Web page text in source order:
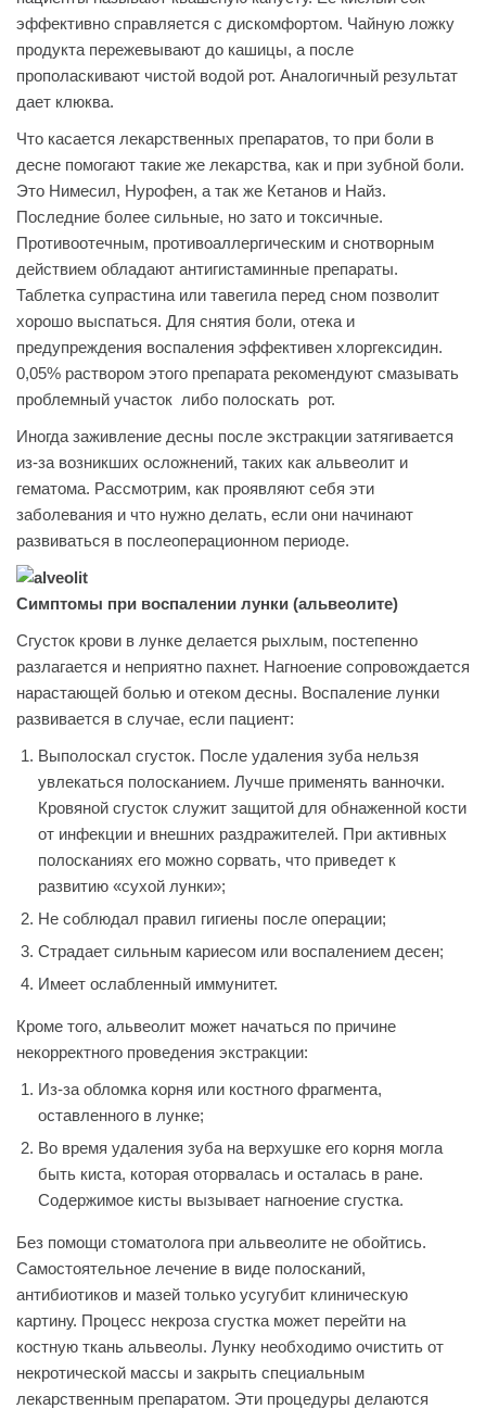
эффективно справляется с дискомфортом. Чайную ложку
продукта пережевывают до кашицы, а после
прополаскивают чистой водой рот. Аналогичный результат
дает клюква.
Что касается лекарственных препаратов, то при боли в
десне помогают такие же лекарства, как и при зубной боли.
Это Нимесил, Нурофен, а так же Кетанов и Найз.
Последние более сильные, но зато и токсичные.
Противоотечным, противоаллергическим и снотворным
действием обладают антигистаминные препараты.
Таблетка супрастина или тавегила перед сном позволит
хорошо выспаться. Для снятия боли, отека и
предупреждения воспаления эффективен хлоргексидин.
0,05% раствором этого препарата рекомендуют смазывать
проблемный участок либо полоскать рот.
Иногда заживление десны после экстракции затягивается
из-за возникших осложнений, таких как альвеолит и
гематома. Рассмотрим, как проявляют себя эти
заболевания и что нужно делать, если они начинают
развиваться в послеоперационном периоде.
Симптомы при воспалении лунки (альвеолите)
Сгусток крови в лунке делается рыхлым, постепенно
разлагается и неприятно пахнет. Нагноение сопровождается
нарастающей болью и отеком десны. Воспаление лунки
развивается в случае, если пациент:
Выполоскал сгусток. После удаления зуба нельзя
увлекаться полосканием. Лучше применять ванночки.
Кровяной сгусток служит защитой для обнаженной кости
от инфекции и внешних раздражителей. При активных
полосканиях его можно сорвать, что приведет к
развитию «сухой лунки»;
Не соблюдал правил гигиены после операции;
Страдает сильным кариесом или воспалением десен;
Имеет ослабленный иммунитет.
Кроме того, альвеолит может начаться по причине
некорректного проведения экстракции:
Из-за обломка корня или костного фрагмента,
оставленного в лунке;
Во время удаления зуба на верхушке его корня могла
быть киста, которая оторвалась и осталась в ране.
Содержимое кисты вызывает нагноение сгустка.
Без помощи стоматолога при альвеолите не обойтись.
Самостоятельное лечение в виде полосканий,
антибиотиков и мазей только усугубит клиническую
картину. Процесс некроза сгустка может перейти на
костную ткань альвеолы. Лунку необходимо очистить от
некротической массы и закрыть специальным
лекарственным препаратом. Эти процедуры делаются